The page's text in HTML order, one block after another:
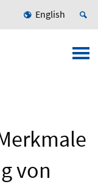
English
von